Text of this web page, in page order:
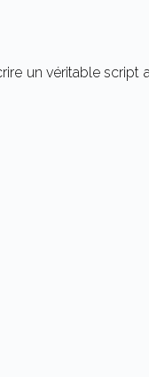
un véritable